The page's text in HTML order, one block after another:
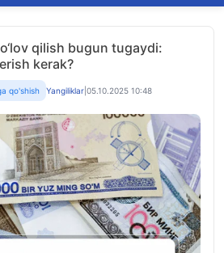
qilish bugun tugaydi:
kerak?
qo'shish Yangiliklar 05.10.2025 10:48